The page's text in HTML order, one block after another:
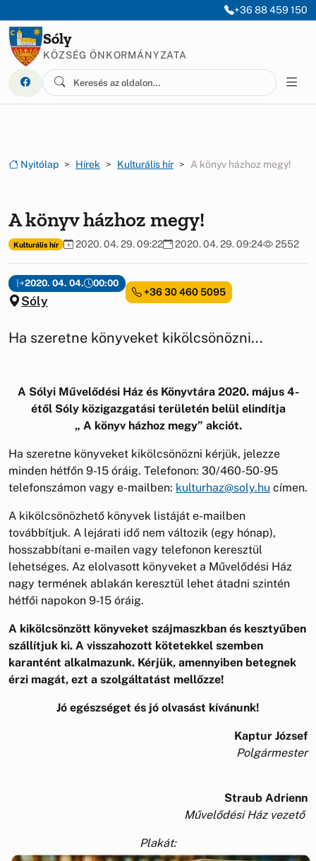
+36 88 459 150
Sóly
KÖZSÉG ÖNKORMÁNYZATA
Nyitólap Hírek Kulturális hír A könyv házhoz megy!
A könyv házhoz megy!
Kulturális hír 2020. 04. 29. 09:22 2020. 04. 29. 09:24 2552
2020. 04. 04. 00:00
Sóly
+36 30 460 5095
Ha szeretne könyveket kikölcsönözni...
A Sólyi Művelődési Ház és Könyvtára 2020. május 4-
étől Sóly közigazgatási területén belül elindítja
„ A könyv házhoz megy” akciót.
Ha szeretne könyveket kikölcsönözni kérjük, jelezze
minden hétfőn 9-15 óráig. Telefonon: 30/460-50-95
telefonszámon vagy e-mailben: kulturhaz@soly.hu címen.
A kikölcsönözhető könyvek listáját e-mailben
továbbítjuk. A lejárati idő nem változik (egy hónap),
hosszabbítani e-mailen vagy telefonon keresztül
lehetséges. Az elolvasott könyveket a Művelődési Ház
nagy termének ablakán keresztül lehet átadni szintén
hétfői napokon 9-15 óráig.
A kikölcsönzött könyveket szájmaszkban és kesztyűben
szállítjuk ki. A visszahozott kötetekkel szemben
karantént alkalmazunk. Kérjük, amennyiben betegnek
érzi magát, ezt a szolgáltatást mellőzze!
Jó egészséget és jó olvasást kívánunk!
Kaptur József
Polgármester
Straub Adrienn
Művelődési Ház vezető
Plakát: